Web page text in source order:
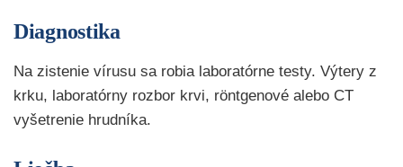
Diagnostika
Na zistenie vírusu sa robia laboratórne testy. Výtery z
krku, laboratórny rozbor krvi, röntgenové alebo CT
vyšetrenie hrudníka.